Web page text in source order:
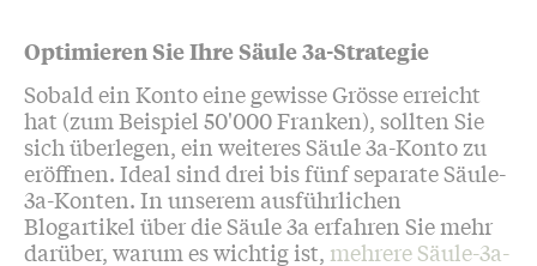
Optimieren Sie Ihre Säule 3a-Strategie
Sobald ein Konto eine gewisse Grösse erreicht
hat (zum Beispiel 50'000 Franken), sollten Sie
sich überlegen, ein weiteres Säule 3a-Konto zu
eröffnen. Ideal sind drei bis fünf separate Säule-
3a-Konten. In unserem ausführlichen
Blogartikel über die Säule 3a erfahren Sie mehr
darüber, warum es wichtig ist, mehrere Säule-3a-